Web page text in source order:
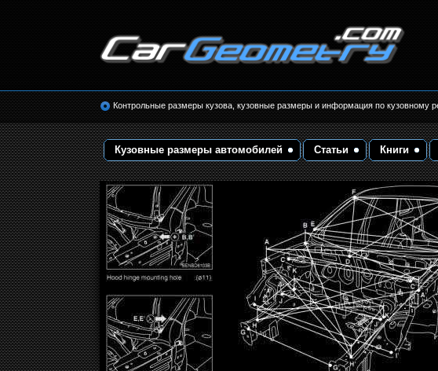
кузовные размеры. Геометрия кузова
Контрольные размеры кузова, кузовные размеры и информация по кузовному
Кузовные размеры автомобилей Статьи Книги